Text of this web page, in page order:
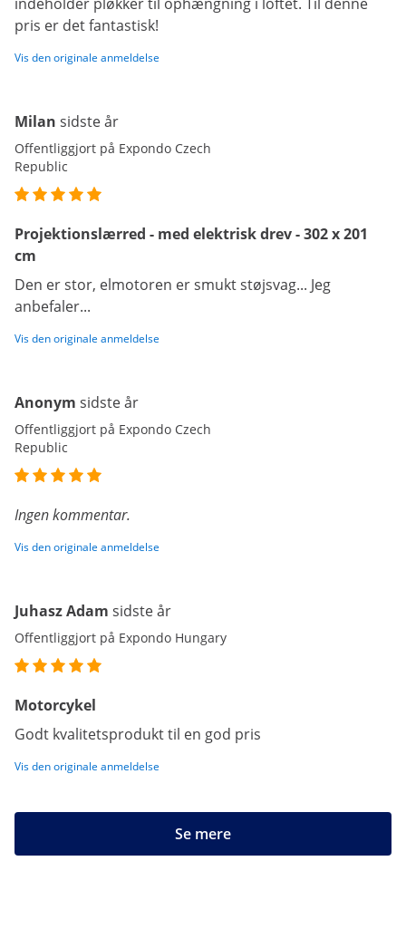
pris er det fantastisk!
Vis den originale anmeldelse
Milan sidste år
Offentliggjort på Expondo Czech
Republic
Projektionslærred - med elektrisk drev - 302 x 201
cm
Den er stor, elmotoren er smukt støjsvag... Jeg
anbefaler...
Vis den originale anmeldelse
Anonym sidste år
Offentliggjort på Expondo Czech
Republic
Ingen kommentar.
Vis den originale anmeldelse
Juhasz Adam sidste år
Offentliggjort på Expondo Hungary
Motorcykel
Godt kvalitetsprodukt til en god pris
Vis den originale anmeldelse
Se mere